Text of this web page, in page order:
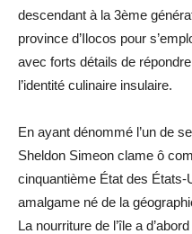
descendant à la 3ème
province d’Ilocos pour
avec forts détails de
l’identité culinaire insulaire.
En ayant dénommé l’un de
Sheldon Simeon clame ô
cinquantième État des États-
amalgame né de la
La nourriture de l’île a